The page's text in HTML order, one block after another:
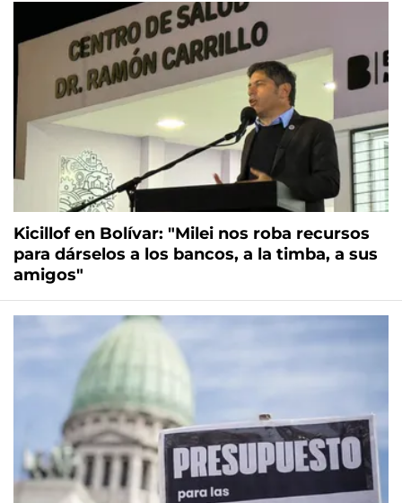
Kicillof en Bolívar: "Milei nos roba recursos
para dárselos a los bancos, a la timba, a sus
amigos"